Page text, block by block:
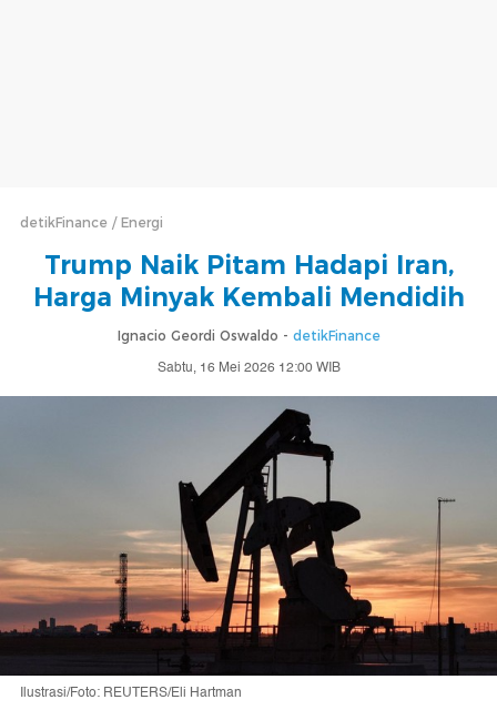
detikFinance Energi
Trump Naik Pitam Hadapi Iran,
Harga Minyak Kembali Mendidih
Ignacio Geordi Oswaldo - detikFinance
Sabtu, 16 Mei 2026 12:00 WIB
Ilustrasi/Foto: REUTERS/Eli Hartman